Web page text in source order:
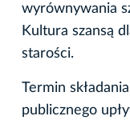
wyrównywania
Kultura szansą
starości.
Termin
publicznego